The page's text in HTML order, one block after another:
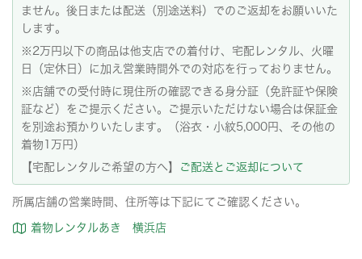
ません。後日または配送（別途送料）でのご返却をお願いいた
します。
※2万円以下の商品は他支店での着付け、宅配レンタル、火曜
日（定休日）に加え営業時間外での対応を行っておりません。
※店舗での受付時に現住所の確認できる身分証（免許証や保険
証など）をご提示ください。ご提示いただけない場合は保証金
を別途お預かりいたします。（浴衣・小紋5,000円、その他の
着物1万円）
【宅配レンタルご希望の方へ】
ご配送とご返却について
所属店舗の営業時間、住所等は下記にてご確認ください。
着物レンタルあき 横浜店